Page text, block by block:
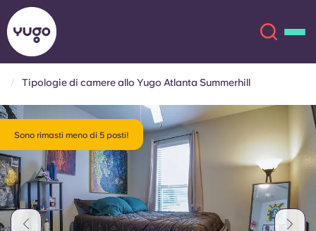
Chi siamo
Sedi
Altro
English (GB)
English (US)
Chinese Español
Català Deutsch
Tipologie di camere allo Yugo Atlanta Summerhill
Sono rimasti meno di 5 posti!